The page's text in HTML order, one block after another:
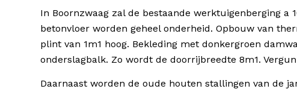
In Boornzwaag zal de bestaande werktuigenberging
betonvloer worden geheel onderheid. Opbouw van
plint van 1m1 hoog. Bekleding met donkergroen
onderslagbalk. Zo wordt de doorrijbreedte 8m1.
Daarnaast worden de oude houten stallingen van de